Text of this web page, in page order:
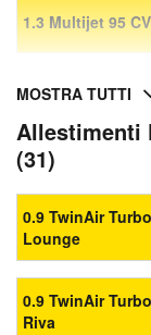
1.3 Multijet 95
MOSTRA TUTTI
Allestimenti
(31)
0.9 TwinAir
Lounge
0.9 TwinAir
Riva